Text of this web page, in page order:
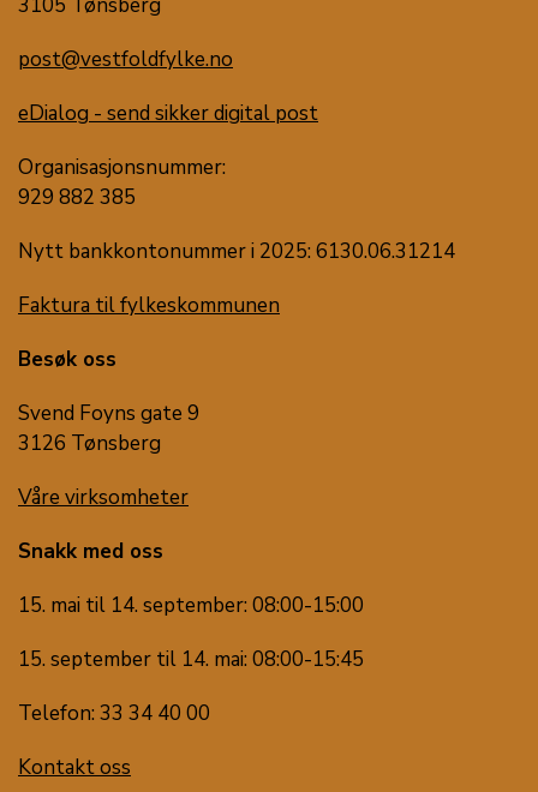
post@vestfoldfylke.no
eDialog - send sikker digital post
Organisasjonsnummer:
929 882 385
Nytt bankkontonummer i 2025: 6130.06.31214
Faktura til fylkeskommunen
Besøk oss
Svend Foyns gate 9
3126 Tønsberg
Våre virksomheter
Snakk med oss
15. mai til 14. september: 08:00-15:00
15. september til 14. mai: 08:00-15:45
Telefon: 33 34 40 00
Kontakt oss